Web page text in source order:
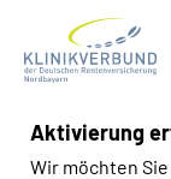
Unsere Kliniken
Aktivierung
Wir möchten